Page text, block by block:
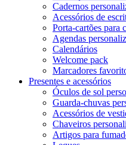
Cadernos
Acessórios de
Porta-cartões para
Agendas
Calendários
Welcome pack
Marcadores
Presentes e acessórios
Óculos de sol
Guarda-chuvas
Acessórios de
Chaveiros
Artigos para